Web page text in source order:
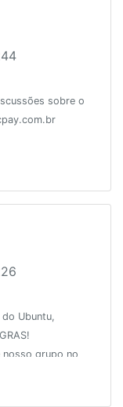
sobre o
Ubuntu,
grupo no